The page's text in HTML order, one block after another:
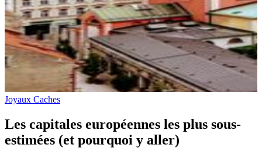
Joyaux Caches
Les capitales européennes les plus sous-
estimées (et pourquoi y aller)